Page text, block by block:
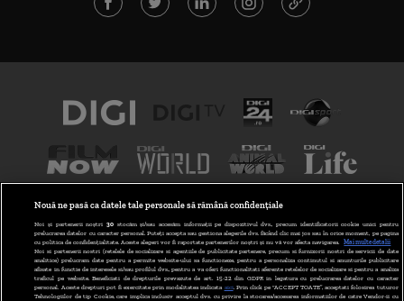
Nouă ne pasă ca datele tale personale să rămână confidențiale
Noi și partenerii noștri 30stocăm și/sau accesăm informații pe dispozitivul dvs., precum identificatorii cookie unici pentru
prelucrarea datelor cu caracter personal. Puteți accepta sau gestiona alegerile dvs. făcând clic mai jos sau în orice moment, pe pagina
cu politica de confidențialitate. Aceste alegeri vor fi raportate partenerilor noștri și nu vă vor afecta navigarea.
Mai multe detalii
Noi si partenerii nostri (retelele de socializare si agentiile de publicitate partenere, precum si furnizorii nostri de servicii de date
analitice) prelucram date pentru a permite website-ului sa functioneze, pentru a personaliza continutul si anunturile publicitare
afisate in functie de interesele si/sau profilul dvs., pentru a va oferi functionalitati aferente retelelor de socializare si pentru a analiza
traficul pe website. Beneficiati de drepturile prevazute de art. 15-22 din GDPR in legatura cu prelucrarea datelor cu caracter
personal. Aceste drepturi pot fi exercitate prin modalitatea indicata aici. Prin click pe “ACCEPT TOATE”, acceptati folosirea tuturor
Tehnologiilor de tip Cookie, care implica inclusiv acceptul dvs. cu privire la stocarea/accesarea informatiilor de catre Vendor-ii cu